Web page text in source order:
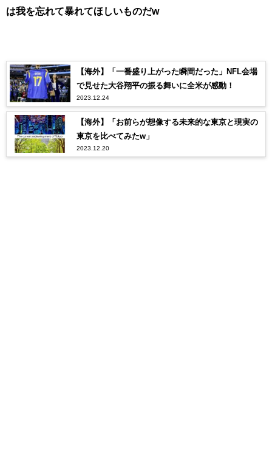
は我を忘れて暴れてほしいものだw
【海外】「一番盛り上がった瞬間だった」NFL会場
で見せた大谷翔平の振る舞いに全米が感動！
2023.12.24
【海外】「お前らが想像する未来的な東京と現実の
東京を比べてみたw」
2023.12.20